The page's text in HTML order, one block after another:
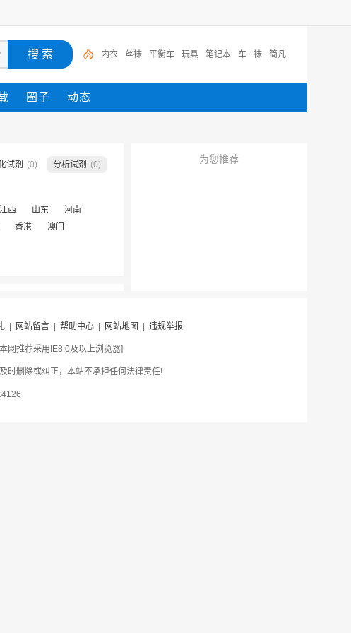
内衣 丝袜 平衡车 玩具 笔记本 车 袜 简凡
圈子 动态
试剂 (0) 分析试剂
(0)
江西 山东
河南
香港 澳门
为您推荐
| 网站留言| 帮助中心| 网站地图 违规举报
网推荐采用IE8.0及以上浏览器]
时删除或纠正，本站不承担任何法律责任!